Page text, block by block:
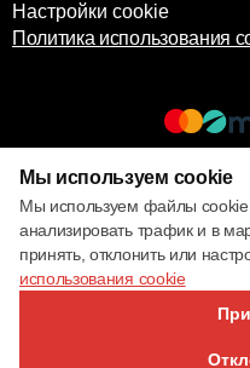
Настройки cookie
Политика использования
© 2017
Мы используем cookie
Мы используем файлы cookie,
анализировать трафик и в
принять, отклонить или
использования cookie